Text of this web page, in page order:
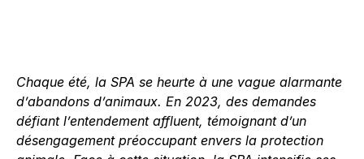
Chaque été, la SPA se heurte à une vague alarmante
d’abandons d’animaux. En 2023, des demandes
défiant l’entendement affluent, témoignant d’un
désengagement préoccupant envers la protection